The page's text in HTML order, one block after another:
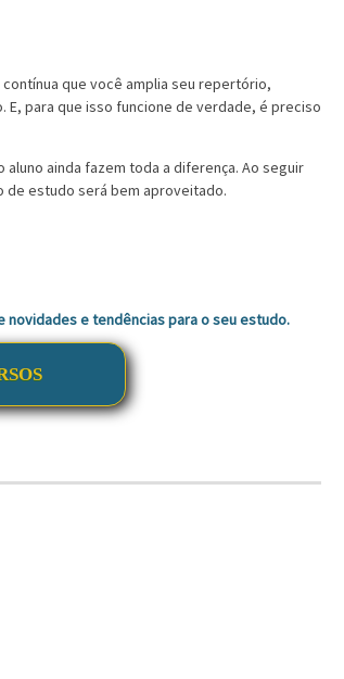
que você amplia seu repertório,
para que isso funcione de verdade, é preciso
ainda fazem toda a diferença. Ao seguir
estudo será bem aproveitado.
novidades e tendências para o seu estudo.